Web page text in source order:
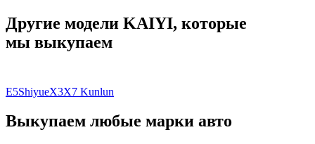
Другие модели KAIYI, которые
мы выкупаем
E5ShiyueX3X7 Kunlun
Выкупаем любые марки авто